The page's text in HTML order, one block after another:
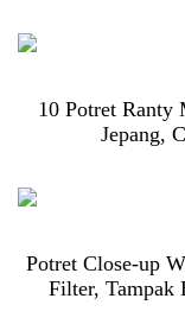
10 Potret Ranty
Jepang,
Potret Close-up
Filter, Tampak